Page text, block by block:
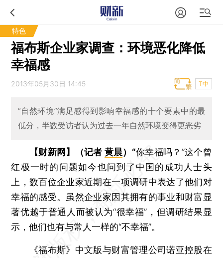
特色
福布斯企业家调查：环境恶化降低
幸福感
2013年05月30日 14:45 T中
“自然环境”满足感得到影响幸福感的十个要素中的最
低分，半数受访者认为过去一年自然环境变得更恶劣
【财新网】（记者 黄晨）“你幸福吗？”这个曾
红极一时的问题如今也问到了中国的成功人士头
上，数百位企业家近期在一项调研中表达了他们对
幸福的感受。虽然企业家因其拥有的事业和财富显
著优越于普通人而被认为“很幸福”，但调研结果显
示，他们也有与常人一样的“不幸福”。
《福布斯》中文版与财富管理公司诺亚控股在